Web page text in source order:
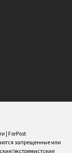
| ForPost
запрещенные или
экстремистские